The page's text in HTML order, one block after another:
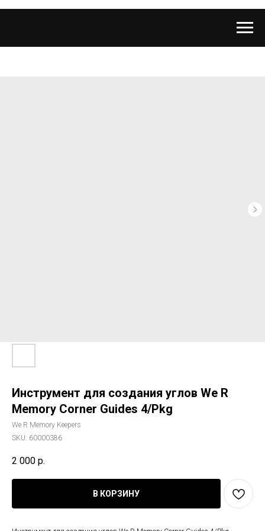
Инструмент для создания углов We R
Memory Corner Guides 4/Pkg
We R Memory Keepers
SKU: 60000386
2 000 р.
В КОРЗИНУ